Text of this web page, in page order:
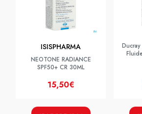
ISISPHARMA
NEOTONE RADIANCE
SPF50+ CR 30ML
15,50€